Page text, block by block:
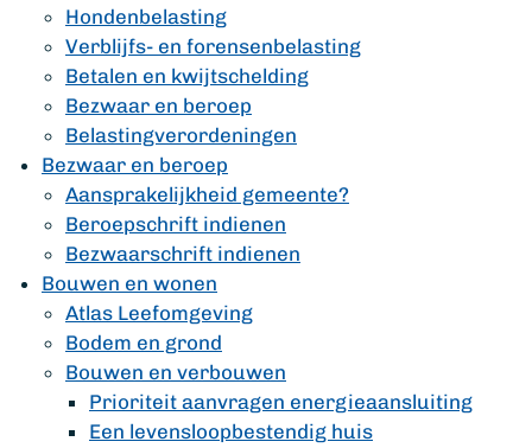
Hondenbelasting
Verblijfs- en forensenbelasting
Betalen en kwijtschelding
Bezwaar en beroep
Belastingverordeningen
Bezwaar en beroep
Aansprakelijkheid gemeente?
Beroepschrift indienen
Bezwaarschrift indienen
Bouwen en wonen
Atlas Leefomgeving
Bodem en grond
Bouwen en verbouwen
Prioriteit aanvragen energieaansluiting
Een levensloopbestendig huis